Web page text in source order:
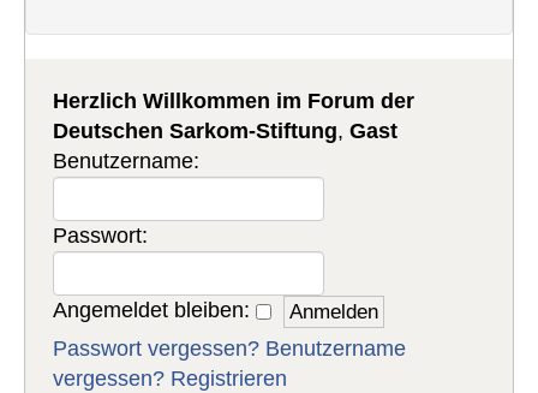
Herzlich Willkommen im Forum der
Deutschen Sarkom-Stiftung,Gast
Benutzername:
Passwort:
Angemeldet bleiben:
Passwort vergessen? Benutzername
vergessen? Registrieren